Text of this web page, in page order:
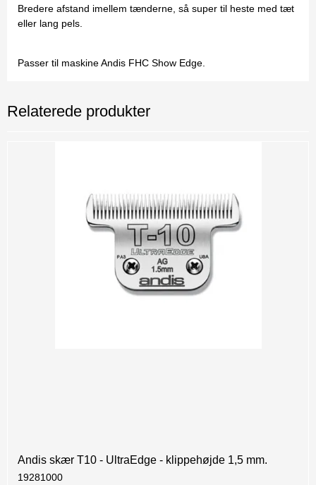
Bredere afstand imellem tænderne, så super til heste med tæt
eller lang pels.
Passer til maskine Andis FHC Show Edge.
Relaterede produkter
Andis skær T10 - UltraEdge - klippehøjde 1,5 mm.
19281000